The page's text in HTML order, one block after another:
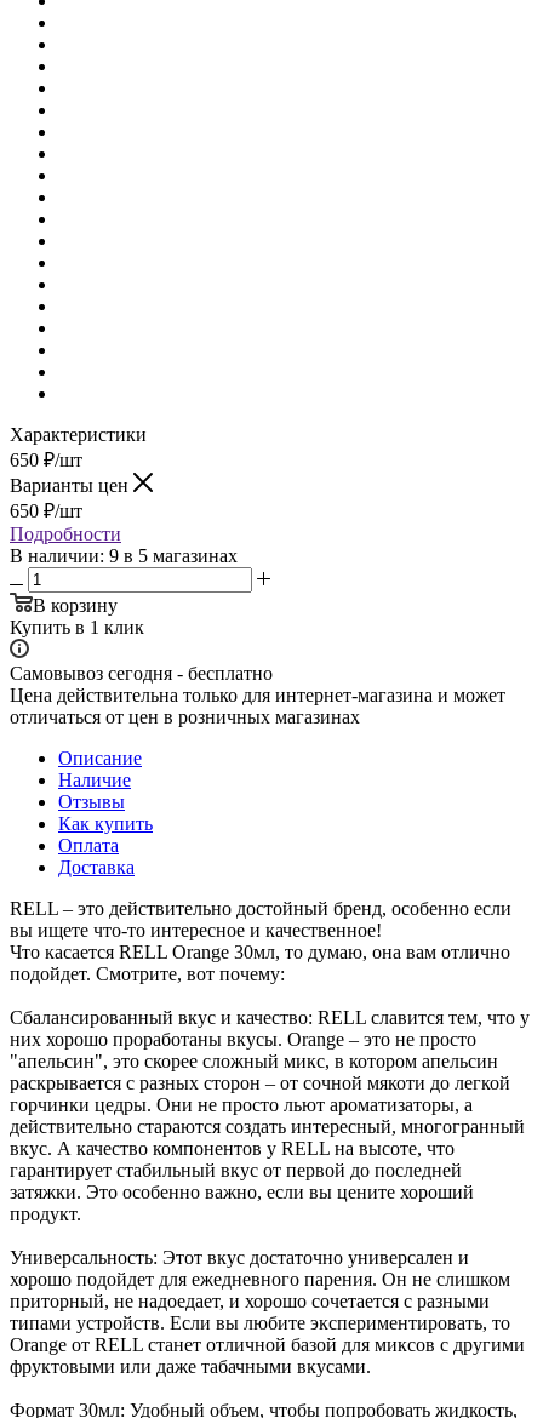
Характеристики
650 ₽/шт
Варианты цен
650 ₽/шт
Подробности
В наличии: 9 в 5 магазинах
В корзину
Купить в 1 клик
Самовывоз сегодня - бесплатно
Цена действительна только для интернет-магазина и может
отличаться от цен в розничных магазинах
Описание
Наличие
Отзывы
Как купить
Оплата
Доставка
RELL – это действительно достойный бренд, особенно если
вы ищете что-то интересное и качественное!
Что касается RELL Orange 30мл, то думаю, она вам отлично
подойдет. Смотрите, вот почему:
Сбалансированный вкус и качество: RELL славится тем, что у
них хорошо проработаны вкусы. Orange – это не просто
"апельсин", это скорее сложный микс, в котором апельсин
раскрывается с разных сторон – от сочной мякоти до легкой
горчинки цедры. Они не просто льют ароматизаторы, а
действительно стараются создать интересный, многогранный
вкус. А качество компонентов у RELL на высоте, что
гарантирует стабильный вкус от первой до последней
затяжки. Это особенно важно, если вы цените хороший
продукт.
Универсальность: Этот вкус достаточно универсален и
хорошо подойдет для ежедневного парения. Он не слишком
приторный, не надоедает, и хорошо сочетается с разными
типами устройств. Если вы любите экспериментировать, то
Orange от RELL станет отличной базой для миксов с другими
фруктовыми или даже табачными вкусами.
Формат 30мл: Удобный объем, чтобы попробовать жидкость,